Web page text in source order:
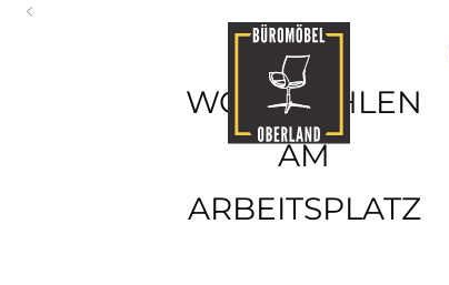
WOHLFÜHLEN
AM
ARBEITSPLATZ